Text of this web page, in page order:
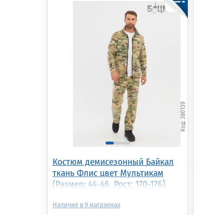
Костюм демисезонный Байкал
ткань Флис цвет Мультикам
(Размер: 44-46, Рост: 170-176)
380139
9